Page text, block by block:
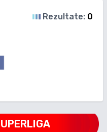
Rezultate: 0